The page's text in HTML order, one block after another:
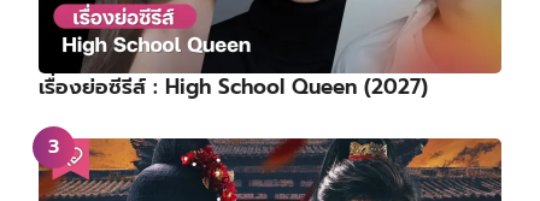
เรื่องย่อซีรีส์ : High School Queen (2027)